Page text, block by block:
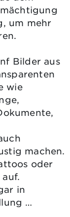
um mehr
Bilder aus
wie
machen.
oder
in
…